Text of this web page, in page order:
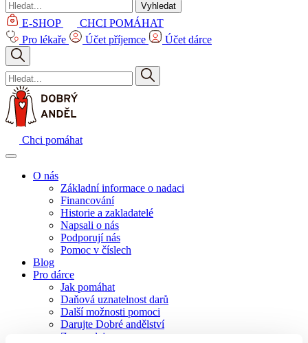
Vyhledat
E-SHOP
CHCI POMÁHAT
Pro lékaře
Účet příjemce Účet dárce
Chci pomáhat
O nás
Základní informace o nadaci
Financování
Historie a zakladatelé
Napsali o nás
Podporují nás
Pomoc v číslech
Blog
Pro dárce
Jak pomáhat
Daňová uznatelnost darů
Další možnosti pomoci
Darujte Dobré andělství
Zpravodaje